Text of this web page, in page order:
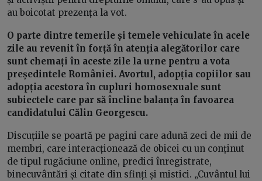
au boicotat prezența la vot.
O parte dintre temerile și temele vehiculate în acele
zile au revenit în forță în atenția alegătorilor care
sunt chemați în aceste zile la urne pentru a vota
președintele României. Avortul, adopția copiilor sau
adopția acestora în cupluri homosexuale sunt
subiectele care par să încline balanța în favoarea
candidatului Călin Georgescu.
Discuțiile se poartă pe pagini care adună zeci de mii de
membri, care interacționează de obicei cu un conținut
de tipul rugăciune online, predici înregistrate,
binecuvântări și citate din sfinți și mistici. „Cuvântul lui